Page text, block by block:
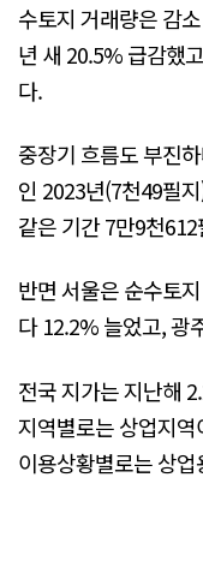
수토지 거래량은 감
년 새 20.5% 급감했
다.
중장기 흐름도 부진
인 2023년(7천49필
같은 기간 7만9천
반면 서울은 순수토
다 12.2% 늘었고, 광
전국 지가는 지난해
지역별로는 상업지
이용상황별로는 상